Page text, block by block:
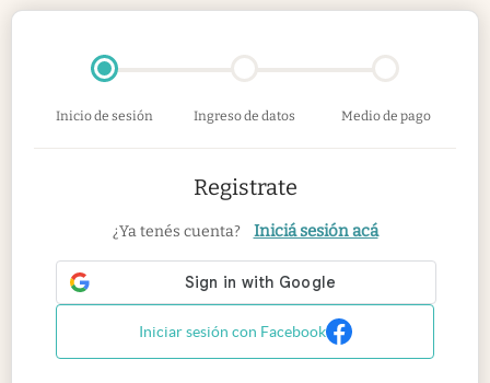
Inicio de sesión Ingreso de datos Medio de pago
Registrate
¿Ya tenés cuenta? Iniciá sesión acá
Iniciar sesión con Facebook